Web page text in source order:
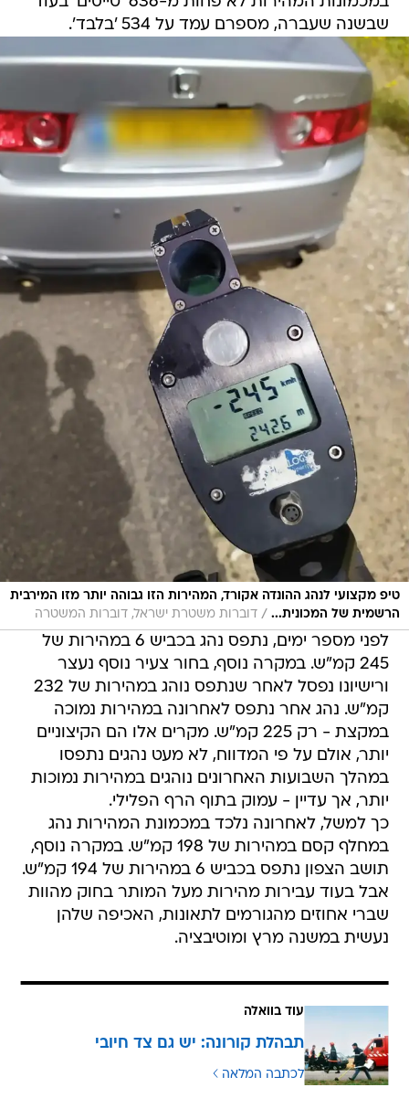
שבשנה שעברה, מספרם עמד על 534 'בלבד'.
טיפ מקצועי לנהג ההונדה אקורד, המהירות הזו גבוהה יותר מזו המירבית
הרשמית של המכונית... / דוברות משטרת ישראל, דוברות המשטרה
לפני מספר ימים, נתפס נהג בכביש 6 במהירות של
245 קמ"ש. במקרה נוסף, בחור צעיר נוסף נעצר
ורישיונו נפסל לאחר שנתפס נוהג במהירות של 232
קמ"ש. נהג אחר נתפס לאחרונה במהירות נמוכה
במקצת - רק 225 קמ"ש. מקרים אלו הם הקיצוניים
יותר, אולם על פי המדווח, לא מעט נהגים נתפסו
במהלך השבועות האחרונים נוהגים במהירות נמוכות
יותר, אך עדיין - עמוק בתוף הרף הפלילי.
כך למשל, לאחרונה נלכד במכמונת המהירות נהג
במחלף קסם במהירות של 198 קמ"ש. במקרה נוסף,
תושב הצפון נתפס בכביש 6 במהירות של 194 קמ"ש.
אבל בעוד עבירות מהירות מעל המותר בחוק מהוות
שברי אחוזים מהגורמים לתאונות, האכיפה שלהן
נעשית במשנה מרץ ומוטיבציה.
עוד בוואלה
תבהלת קורונה: יש גם צד חיובי
לכתבה המלאה